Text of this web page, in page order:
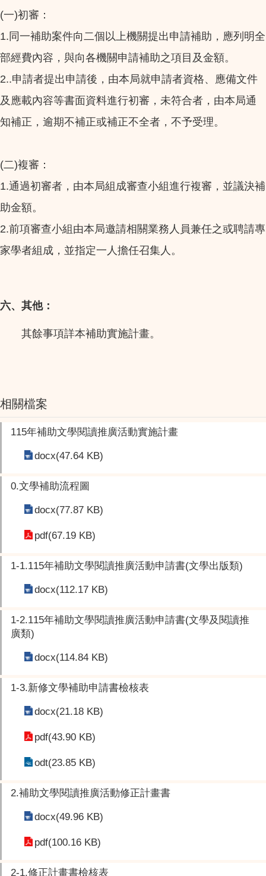
(一)初審：
1. 同一補助案件向二個以上機關提出申請補助，應列明全
部經費內容，與向各機關申請補助之項目及金額。
2..申請者提出申請後，由本局就申請者資格、應備文件
及應載內容等書面資料進行初審，未符合者，由本局通
知補正，逾期不補正或補正不全者，不予受理。
(二)複審：
1.通過初審者，由本局組成審查小組進行複審，並議決補
助金額。
2.前項審查小組由本局邀請相關業務人員兼任之或聘請專
家學者組成，並指定一人擔任召集人。
六、其他：
其餘事項詳本補助實施計畫。
相關檔案
115年補助文學閱讀推廣活動實施計畫
docx(47.64 KB)
0.文學補助流程圖
docx(77.87 KB)
pdf(67.19 KB)
1-1.115年補助文學閱讀推廣活動申請書(文學出版類)
docx(112.17 KB)
1-2.115年補助文學閱讀推廣活動申請書(文學及閱讀推
廣類)
docx(114.84 KB)
1-3.新修文學補助申請書檢核表
docx(21.18 KB)
pdf(43.90 KB)
odt(23.85 KB)
2.補助文學閱讀推廣活動修正計畫書
docx(49.96 KB)
pdf(100.16 KB)
2-1.修正計畫書檢核表